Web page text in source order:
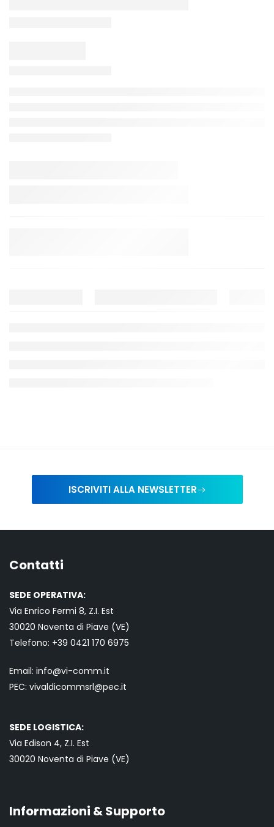
ISCRIVITI ALLA NEWSLETTER
Contatti
SEDE OPERATIVA:
Via Enrico Fermi 8, Z.I. Est
30020 Noventa di Piave (VE)
Telefono: +39 0421 170 6975
Email: info@vi-comm.it
PEC: vivaldicommsrl@pec.it
SEDE LOGISTICA:
Via Edison 4, Z.I. Est
30020 Noventa di Piave (VE)
Informazioni & Supporto